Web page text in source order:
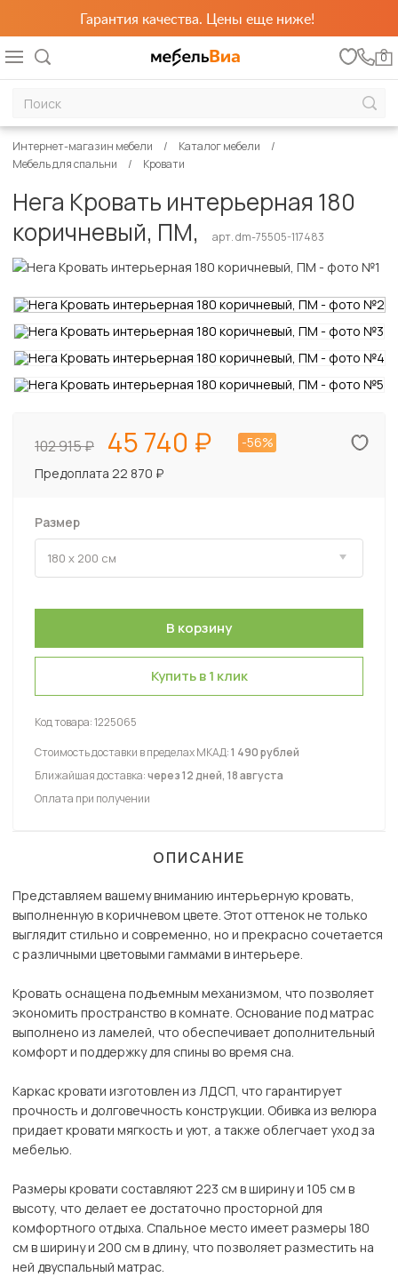
Гарантия качества. Цены еще ниже!
0
Интернет-магазин мебели
Каталог мебели
Мебель для спальни
Кровати
Нега Кровать интерьерная 180
коричневый, ПМ,
арт. dm-75505-117483
102 915 45 740
-56%
Предоплата 22 870 ₽
Размер
Купить в 1 клик
Код товара:1225065
Стоимость доставки в пределах МКАД:1 490 рублей
Ближайшая доставка:через 12 дней, 18 августа
Оплата при получении
ОПИСАНИЕ
Представляем вашему вниманию интерьерную кровать,
выполненную в коричневом цвете. Этот оттенок не только
выглядит стильно и современно, но и прекрасно сочетается
с различными цветовыми гаммами в интерьере.
Кровать оснащена подъемным механизмом, что позволяет
экономить пространство в комнате. Основание под матрас
выполнено из ламелей, что обеспечивает дополнительный
комфорт и поддержку для спины во время сна.
Каркас кровати изготовлен из ЛДСП, что гарантирует
прочность и долговечность конструкции. Обивка из велюра
придает кровати мягкость и уют, а также облегчает уход за
мебелью.
Размеры кровати составляют 223 см в ширину и 105 см в
высоту, что делает ее достаточно просторной для
комфортного отдыха. Спальное место имеет размеры 180
см в ширину и 200 см в длину, что позволяет разместить на
ней двуспальный матрас.